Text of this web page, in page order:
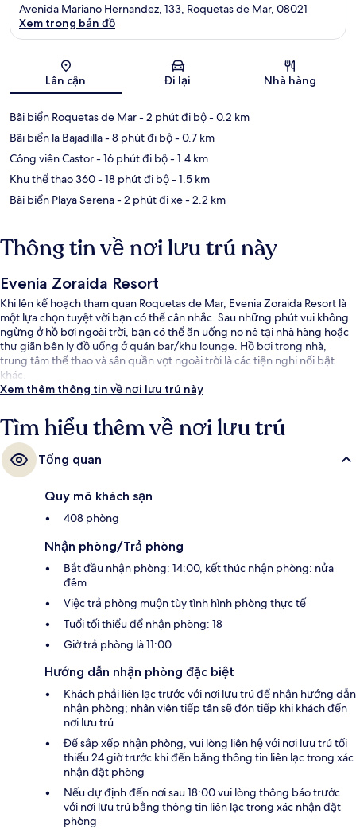
Bản đồ
Avenida Mariano Hernandez, 133, Roquetas de Mar, 08021
Xem trong bản đồ
Lân cận Đi lại Nhà hàng
Bãi biển Roquetas de Mar- 2 phút đi bộ- 0.2 km
Bãi biển la Bajadilla- 8 phút đi bộ- 0.7 km
Công viên Castor- 16 phút đi bộ- 1.4 km
Khu thể thao 360- 18 phút đi bộ- 1.5 km
Bãi biển Playa Serena- 2 phút đi xe- 2.2 km
Thông tin về nơi lưu trú này
Evenia Zoraida Resort
Khi lên kế hoạch tham quan Roquetas de Mar, Evenia Zoraida Resort là
một lựa chọn tuyệt vời bạn có thể cân nhắc. Sau những phút vui không
ngừng ở hồ bơi ngoài trời, bạn có thể ăn uống no nê tại nhà hàng hoặc
thư giãn bên ly đồ uống ở quán bar/khu lounge. Hồ bơi trong nhà,
trung tâm thể thao và sân quần vợt ngoài trời là các tiện nghi nổi bật
khác.
Xem thêm thông tin về nơi lưu trú này
Tìm hiểu thêm về nơi lưu trú
Tổng quan
Quy mô khách sạn
408 phòng
Nhận phòng/Trả phòng
Bắt đầu nhận phòng: 14:00, kết thúc nhận phòng: nửa
đêm
Việc trả phòng muộn tùy tình hình phòng thực tế
Tuổi tối thiểu để nhận phòng: 18
Giờ trả phòng là 11:00
Hướng dẫn nhận phòng đặc biệt
Khách phải liên lạc trước với nơi lưu trú để nhận hướng dẫn
nhận phòng; nhân viên tiếp tân sẽ đón tiếp khi khách đến
nơi lưu trú
Để sắp xếp nhận phòng, vui lòng liên hệ với nơi lưu trú tối
thiểu 24 giờ trước khi đến bằng thông tin liên lạc trong xác
nhận đặt phòng
Nếu dự định đến nơi sau 18:00 vui lòng thông báo trước
với nơi lưu trú bằng thông tin liên lạc trong xác nhận đặt
phòng